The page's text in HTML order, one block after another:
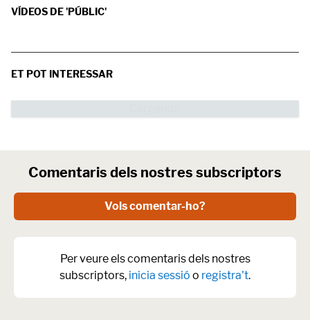
VÍDEOS DE 'PÚBLIC'
ET POT INTERESSAR
Comentaris dels nostres subscriptors
Vols comentar-ho?
Per veure els comentaris dels nostres
subscriptors, inicia sessió o registra't.